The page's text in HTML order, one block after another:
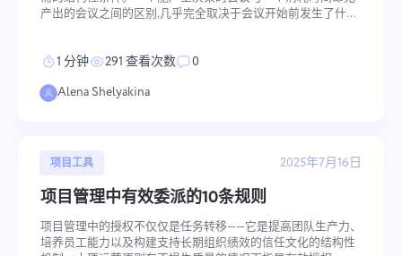
产出的会议之间的区别,几乎完全取决于会议开始前发生了什
人、活跃的摄像头和结构化的参与者参与是有效沟通的基础 会
因是结构性且可预测的。识别它们是解决它们的先决条件:
1 分钟 291 查看次数
0
Alena Shelyakina
项目工具 2025年7月16日
项目管理中有效委派的10条规则
项目管理中的授权不仅仅是任务转移——它是提高团队生产力、
培养员工能力以及构建支持长期组织绩效的信任文化的结构性